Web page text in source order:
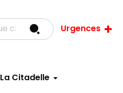
La Citadelle
Urgences